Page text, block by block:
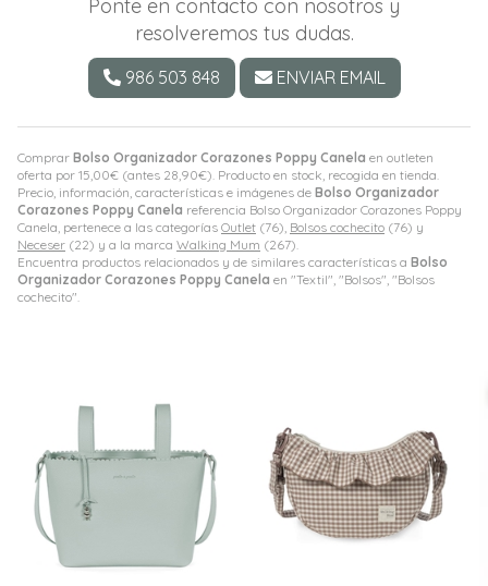
Comprar Bolso Organizador Corazones Poppy Canela en outleten
oferta por 15,00€ (antes 28,90€). Producto en stock, recogida en tienda.
Precio, información, características e imágenes de Bolso Organizador
Corazones Poppy Canela referencia Bolso Organizador Corazones Poppy
Canela, pertenece a las categorías Outlet (76), Bolsos cochecito (76) y
Neceser (22) y a la marca Walking Mum (267).
Encuentra productos relacionados y de similares características a Bolso
Organizador Corazones Poppy Canela en "Textil", "Bolsos", "Bolsos
cochecito".
Ponte en contacto con nosotros y
resolveremos tus dudas.
986 503 848 ENVIAR EMAIL